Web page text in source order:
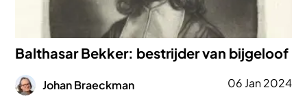
Balthasar Bekker: bestrijder van bijgeloof
AfbeeldingJohan Braeckman 06 Jan 2024